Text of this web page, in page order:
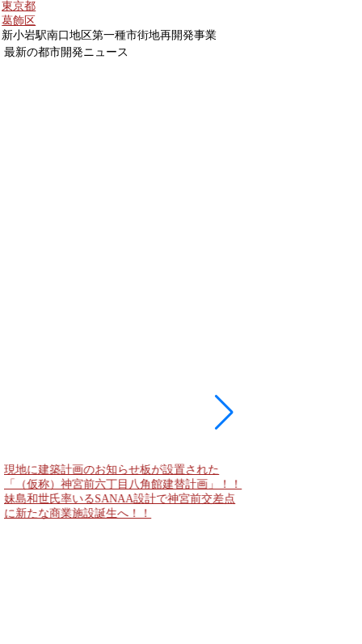
東京都
葛飾区
新小岩駅南口地区第一種市街地再開発事業
最新の都市開発ニュース
現地に建築計画のお知らせ板が設置された
「（仮称）神宮前六丁目八角館建替計画」！！
妹島和世氏率いるSANAA設計で神宮前交差点
に新たな商業施設誕生へ！！